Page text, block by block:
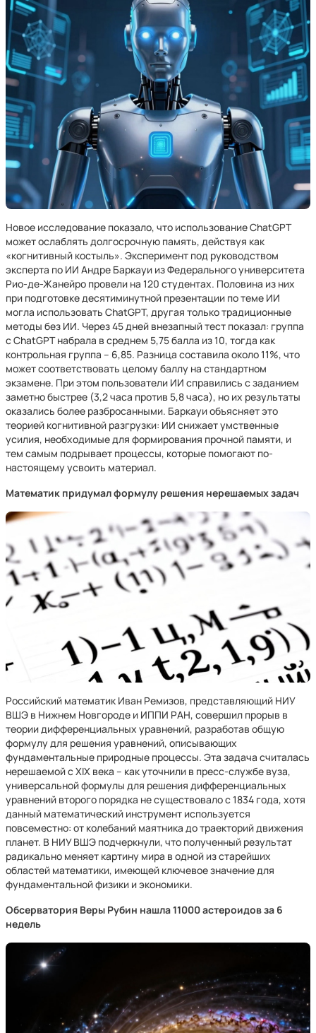
Новое исследование показало, что использование ChatGPT
может ослаблять долгосрочную память, действуя как
«когнитивный костыль». Эксперимент под руководством
эксперта по ИИ Андре Баркауи из Федерального университета
Рио-де-Жанейро провели на 120 студентах. Половина из них
при подготовке десятиминутной презентации по теме ИИ
могла использовать ChatGPT, другая только традиционные
методы без ИИ. Через 45 дней внезапный тест показал: группа
с ChatGPT набрала в среднем 5,75 балла из 10, тогда как
контрольная группа – 6,85. Разница составила около 11%, что
может соответствовать целому баллу на стандартном
экзамене. При этом пользователи ИИ справились с заданием
заметно быстрее (3,2 часа против 5,8 часа), но их результаты
оказались более разбросанными. Баркауи объясняет это
теорией когнитивной разгрузки: ИИ снижает умственные
усилия, необходимые для формирования прочной памяти, и
тем самым подрывает процессы, которые помогают по-
настоящему усвоить материал.
Математик придумал формулу решения нерешаемых задач
Российский математик Иван Ремизов, представляющий НИУ
ВШЭ в Нижнем Новгороде и ИППИ РАН, совершил прорыв в
теории дифференциальных уравнений, разработав общую
формулу для решения уравнений, описывающих
фундаментальные природные процессы. Эта задача считалась
нерешаемой с XIX века – как уточнили в пресс-службе вуза,
универсальной формулы для решения дифференциальных
уравнений второго порядка не существовало с 1834 года, хотя
данный математический инструмент используется
повсеместно: от колебаний маятника до траекторий движения
планет. В НИУ ВШЭ подчеркнули, что полученный результат
радикально меняет картину мира в одной из старейших
областей математики, имеющей ключевое значение для
фундаментальной физики и экономики.
Обсерватория Веры Рубин нашла 11000 астероидов за 6
недель